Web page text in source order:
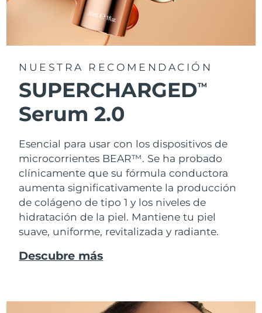
NUESTRA RECOMENDACIÓN
SUPERCHARGEDTM
Serum 2.0
Esencial para usar con los dispositivos de
microcorrientes BEAR™. Se ha probado
clínicamente que su fórmula conductora
aumenta significativamente la producción
de colágeno de tipo 1 y los niveles de
hidratación de la piel. Mantiene tu piel
suave, uniforme, revitalizada y radiante.
Descubre más